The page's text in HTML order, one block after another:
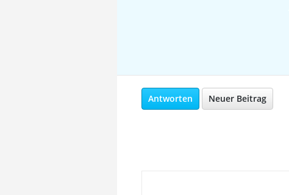
Antworten Neuer Beitrag